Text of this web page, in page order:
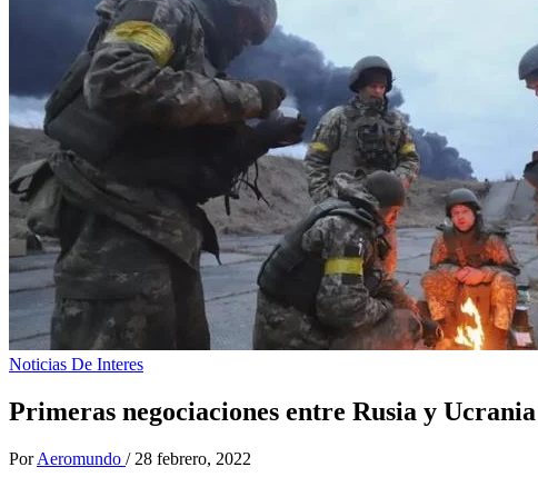
Noticias De Interes
Primeras negociaciones entre Rusia y
Por Aeromundo / 28 febrero, 2022